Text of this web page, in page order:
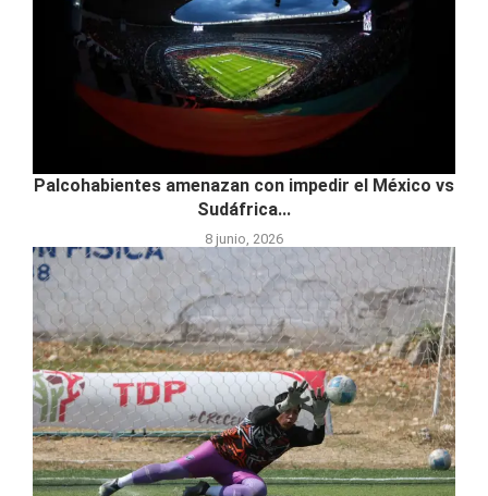
Palcohabientes amenazan con impedir el México vs
Sudáfrica...
8 junio, 2026